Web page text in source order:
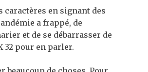
caractères en signant des
a frappé, de
et de se débarrasser de
32 pour en parler.